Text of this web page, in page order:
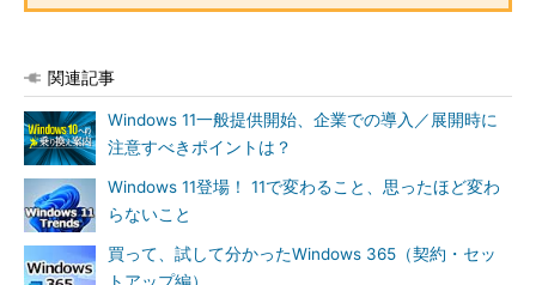
関連記事
Windows 11一般提供開始、企業での導入／展開時に
注意すべきポイントは？
Windows 11登場！ 11で変わること、思ったほど変わ
らないこと
買って、試して分かったWindows 365（契約・セッ